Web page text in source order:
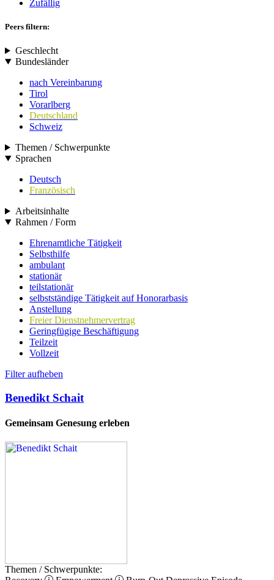
Zufällig
Peers filtern:
Geschlecht
Bundesländer
nach Vereinbarung
Tirol
Vorarlberg
Deutschland
Schweiz
Themen / Schwerpunkte
Sprachen
Deutsch
Französisch
Arbeitsinhalte
Rahmen / Form
Ehrenamtliche Tätigkeit
Selbsthilfe
ambulant
stationär
teilstationär
selbstständige Tätigkeit auf Honorarbasis
Anstellung
Freier Dienstnehmervertrag
Geringfügige Beschäftigung
Teilzeit
Vollzeit
Filter aufheben
Benedikt Schait
Gemeinsam Genesung erleben
Themen / Schwerpunkte: